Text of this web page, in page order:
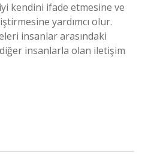
kendini ifade etmesine ve
yardımcı olur.
insanlar arasındaki
insanlarla olan iletişim